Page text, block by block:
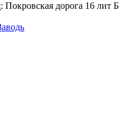
дорога 16 лит Б